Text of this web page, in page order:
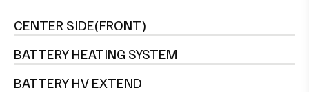
CENTER SIDE(FRONT)
BATTERY HEATING SYSTEM
BATTERY HV EXTEND